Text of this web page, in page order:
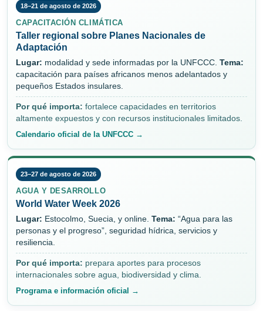
18–21 de agosto de 2026
CAPACITACIÓN CLIMÁTICA
Taller regional sobre Planes Nacionales de
Adaptación
Lugar: modalidad y sede informadas por la UNFCCC. Tema:
capacitación para países africanos menos adelantados y
pequeños Estados insulares.
Por qué importa: fortalece capacidades en territorios
altamente expuestos y con recursos institucionales limitados.
Calendario oficial de la UNFCCC →
23–27 de agosto de 2026
AGUA Y DESARROLLO
World Water Week 2026
Lugar: Estocolmo, Suecia, y online. Tema: “Agua para las
personas y el progreso”, seguridad hídrica, servicios y
resiliencia.
Por qué importa: prepara aportes para procesos
internacionales sobre agua, biodiversidad y clima.
Programa e información oficial →